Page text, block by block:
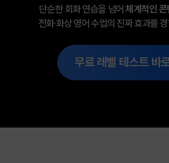
단순한 회화 연습을 넘어체계적인 콘
전화·화상 영어 수업의 진짜 효과를
무료 레벨 테스트 바